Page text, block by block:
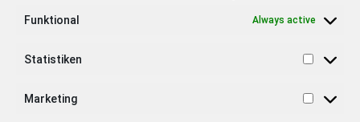
Funktional Always active
Statistiken
Marketing
20.01.2022 In Liebe lassen
De France
20.01.2022 Nightmare Alley